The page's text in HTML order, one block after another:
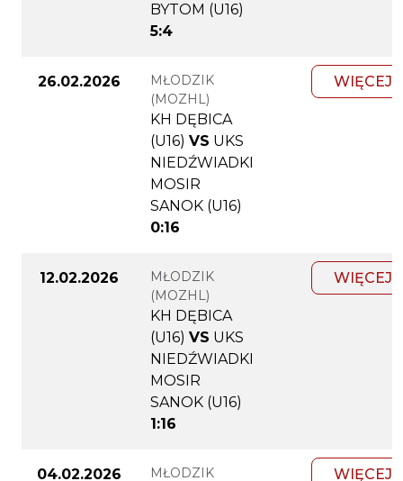
BYTOM (U16)
5:4
26.02.2026
MŁODZIK
(MOZHL)
KH DĘBICA
(U16) VS UKS
NIEDŹWIADKI
MOSIR
SANOK (U16)
0:16
WIĘCEJ
12.02.2026
MŁODZIK
(MOZHL)
KH DĘBICA
(U16) VS UKS
NIEDŹWIADKI
MOSIR
SANOK (U16)
1:16
WIĘCEJ
04.02.2026 MŁODZIK WIĘCEJ